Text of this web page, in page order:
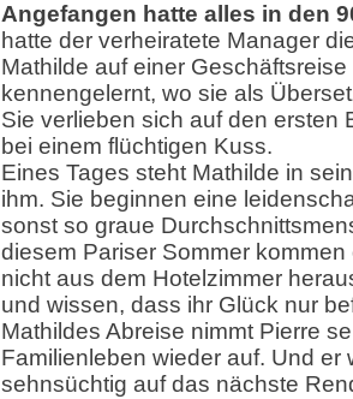
Angefangen hatte alles in den
hatte der verheiratete Manager
Mathilde auf einer
kennengelernt, wo sie als
Sie verlieben sich auf den ersten
bei einem flüchtigen Kuss.
Eines Tages steht Mathilde in
ihm. Sie beginnen eine
sonst so graue
diesem Pariser Sommer
nicht aus dem Hotelzimmer
und wissen, dass ihr Glück nur
Mathildes Abreise nimmt Pierre
Familienleben wieder auf. Und er
sehnsüchtig auf das nächste